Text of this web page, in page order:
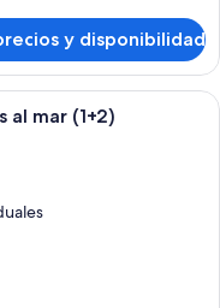
y disponibilidad
de hotel con una cama
mar (1+2)